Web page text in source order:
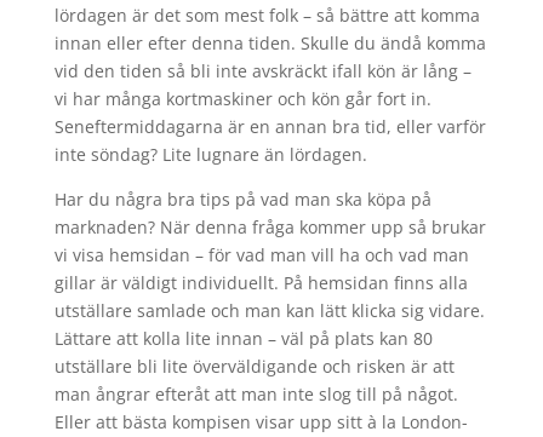
lördagen är det som mest folk – så bättre att komma
innan eller efter denna tiden. Skulle du ändå komma
vid den tiden så bli inte avskräckt ifall kön är lång –
vi har många kortmaskiner och kön går fort in.
Seneftermiddagarna är en annan bra tid, eller varför
inte söndag? Lite lugnare än lördagen.
Har du några bra tips på vad man ska köpa på
marknaden? När denna fråga kommer upp så brukar
vi visa hemsidan – för vad man vill ha och vad man
gillar är väldigt individuellt. På hemsidan finns alla
utställare samlade och man kan lätt klicka sig vidare.
Lättare att kolla lite innan – väl på plats kan 80
utställare bli lite överväldigande och risken är att
man ångrar efteråt att man inte slog till på något.
Eller att bästa kompisen visar upp sitt à la London-